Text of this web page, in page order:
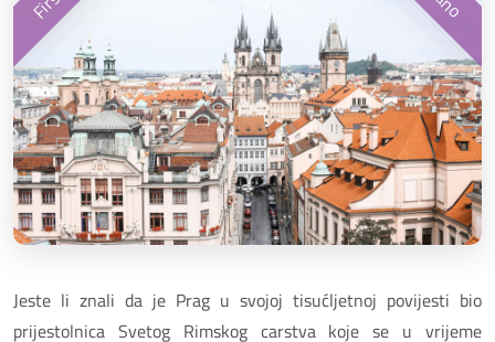
Jeste li znali da je Prag u svojoj tisućljetnoj povijesti bio
prijestolnica Svetog Rimskog carstva koje se u vrijeme